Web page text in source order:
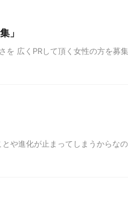
」
広くPRして頂く女性の方を募
や進化が止まってしまうからな